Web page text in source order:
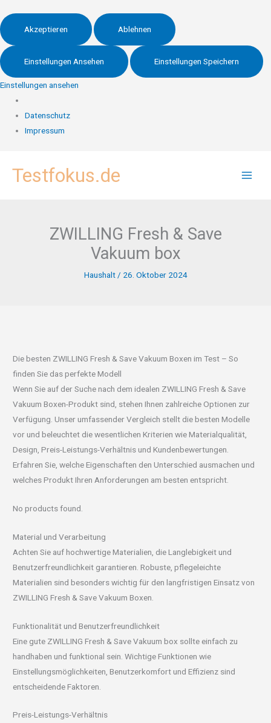
Akzeptieren Ablehnen
Einstellungen Ansehen Einstellungen Speichern
Einstellungen ansehen
Datenschutz
Impressum
InhaltTestfokus.de
ZWILLING Fresh & Save
Vakuum box
Haushalt/ 26. Oktober 2024
Die besten ZWILLING Fresh & Save Vakuum Boxen im Test – So
finden Sie das perfekte Modell
Wenn Sie auf der Suche nach dem idealen ZWILLING Fresh & Save
Vakuum Boxen-Produkt sind, stehen Ihnen zahlreiche Optionen zur
Verfügung. Unser umfassender Vergleich stellt die besten Modelle
vor und beleuchtet die wesentlichen Kriterien wie Materialqualität,
Design, Preis-Leistungs-Verhältnis und Kundenbewertungen.
Erfahren Sie, welche Eigenschaften den Unterschied ausmachen und
welches Produkt Ihren Anforderungen am besten entspricht.
No products found.
Material und Verarbeitung
Achten Sie auf hochwertige Materialien, die Langlebigkeit und
Benutzerfreundlichkeit garantieren. Robuste, pflegeleichte
Materialien sind besonders wichtig für den langfristigen Einsatz von
ZWILLING Fresh & Save Vakuum Boxen.
Funktionalität und Benutzerfreundlichkeit
Eine gute ZWILLING Fresh & Save Vakuum box sollte einfach zu
handhaben und funktional sein. Wichtige Funktionen wie
Einstellungsmöglichkeiten, Benutzerkomfort und Effizienz sind
entscheidende Faktoren.
Preis-Leistungs-Verhältnis